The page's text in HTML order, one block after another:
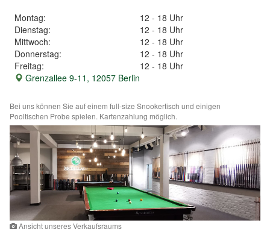
Montag:
12 - 18 Uhr
Dienstag:
12 - 18 Uhr
Mittwoch:
12 - 18 Uhr
Donnerstag:
12 - 18 Uhr
Freitag:
12 - 18 Uhr
Grenzallee 9-11, 12057 Berlin
Bei uns können Sie auf einem full-size Snookertisch und einigen
Pooltischen Probe spielen. Kartenzahlung möglich.
Ansicht unseres Verkaufsraums